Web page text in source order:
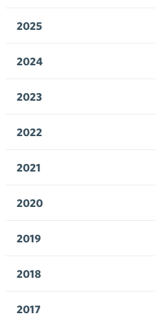
2025
2024
2023
2022
2021
2020
2019
2018
2017